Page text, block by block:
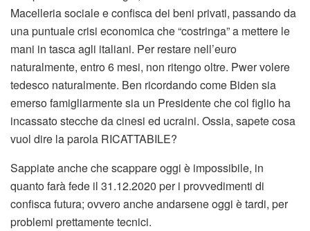
Macelleria sociale e confisca dei beni privati, passando da
una puntuale crisi economica che “costringa” a mettere le
mani in tasca agli italiani. Per restare nell’euro
naturalmente, entro 6 mesi, non ritengo oltre. Pwer volere
tedesco naturalmente. Ben ricordando come Biden sia
emerso famigliarmente sia un Presidente che col figlio ha
incassato stecche da cinesi ed ucraini. Ossia, sapete cosa
vuol dire la parola RICATTABILE?
Sappiate anche che scappare oggi è impossibile, in
quanto farà fede il 31.12.2020 per i provvedimenti di
confisca futura; ovvero anche andarsene oggi è tardi, per
problemi prettamente tecnici.